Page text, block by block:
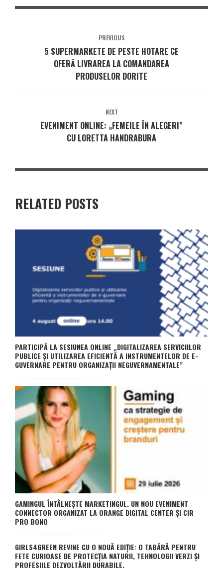
PREVIOUS
5 SUPERMARKETE DE PESTE HOTARE CE
OFERĂ LIVRAREA LA COMANDAREA
PRODUSELOR DORITE
NEXT
EVENIMENT ONLINE: „FEMEILE ÎN ALEGERI”
CU LORETTA HANDRABURA
RELATED POSTS
PARTICIPĂ LA SESIUNEA ONLINE „DIGITALIZAREA SERVICIILOR
PUBLICE ȘI UTILIZAREA EFICIENTĂ A INSTRUMENTELOR DE E-
GUVERNARE PENTRU ORGANIZAȚII NEGUVERNAMENTALE”
GAMINGUL ÎNTÂLNEȘTE MARKETINGUL. UN NOU EVENIMENT
CONNECTOR ORGANIZAT LA ORANGE DIGITAL CENTER ȘI CIR
PRO BONO
GIRLS4GREEN REVINE CU O NOUĂ EDIȚIE: O TABĂRĂ PENTRU
FETE CURIOASE DE PROTECȚIA NATURII, TEHNOLOGII VERZI ȘI
PROFESIILE DEZVOLTĂRII DURABILE.